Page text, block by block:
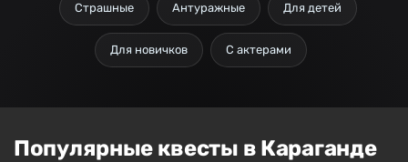
Страшные Антуражные Для детей
Для новичков С актерами
Популярные квесты в Караганде